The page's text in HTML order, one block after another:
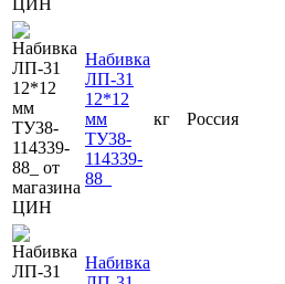
Набивка
ЛП-31
12*12
мм
ТУ38-
114339-
88_
кг Россия
Набивка